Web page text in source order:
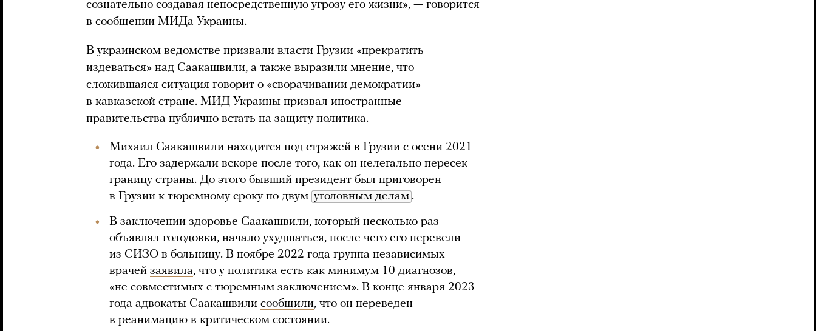
сознательно создавая непосредственную угрозу его жизни», — говорится
в сообщении МИДа Украины.
В украинском ведомстве призвали власти Грузии «прекратить
издеваться» над Саакашвили, а также выразили мнение, что
сложившаяся ситуация говорит о «сворачивании демократии»
в кавказской стране. МИД Украины призвал иностранные
правительства публично встать на защиту политика.
Михаил Саакашвили находится под стражей в Грузии с осени 2021
года. Его задержали вскоре после того, как он нелегально пересек
границу страны. До этого бывший президент был приговорен
в Грузии к тюремному сроку по двум уголовным делам .
В заключении здоровье Саакашвили, который несколько раз
объявлял голодовки, начало ухудшаться, после чего его перевели
из СИЗО в больницу. В ноябре 2022 года группа независимых
врачей заявила, что у политика есть как минимум 10 диагнозов,
«не совместимых с тюремным заключением». В конце января 2023
года адвокаты Саакашвили сообщили, что он переведен
в реанимацию в критическом состоянии.